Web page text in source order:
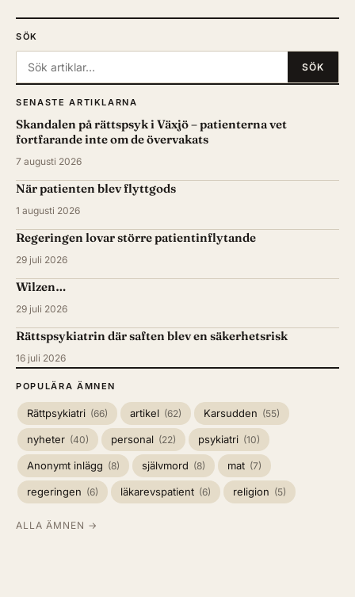
SÖK
Sök: SÖK
SENASTE ARTIKLARNA
Skandalen på rättspsyk i Växjö – patienterna vet
fortfarande inte om de övervakats
7 augusti 2026
När patienten blev flyttgods
1 augusti 2026
Regeringen lovar större patientinflytande
29 juli 2026
Wilzen…
29 juli 2026
Rättspsykiatrin där saften blev en säkerhetsrisk
16 juli 2026
POPULÄRA ÄMNEN
Rättpsykiatri (66) artikel (62) Karsudden (55)
nyheter (40) personal (22) psykiatri (10)
Anonymt inlägg (8) självmord (8) mat (7)
regeringen (6) läkarevspatient (6) religion (5)
ALLA ÄMNEN →